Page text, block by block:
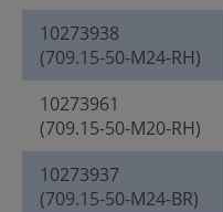
10273938
(709.15-50-M24-RH)
10273961
(709.15-50-M20-RH)
10273937
(709.15-50-M24-BR)